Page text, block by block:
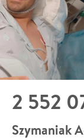
2 552
Szymaniak